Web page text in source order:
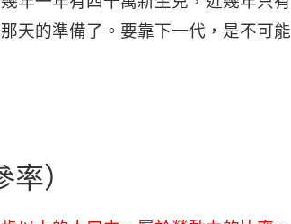
天的準備了。要靠下一代，是不可能
）